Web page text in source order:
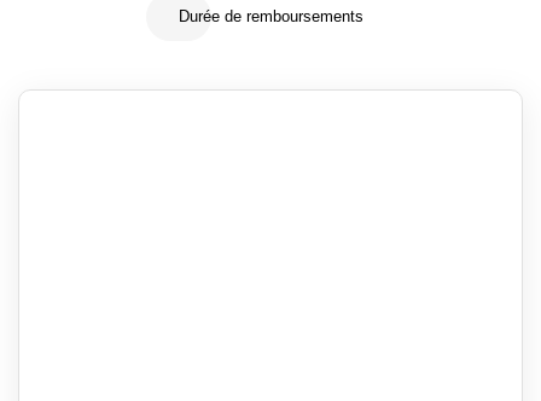
Durée de remboursements